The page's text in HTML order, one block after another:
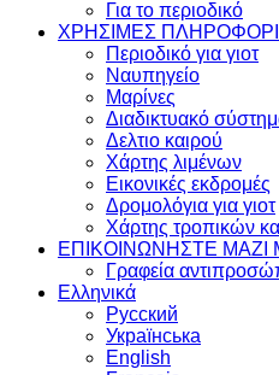
Για το περιοδικό
ΧΡΗΣΙΜΕΣ
Περιοδικό για γιοτ
Ναυπηγείο
Μαρίνες
Διαδικτυακό
Δελτιο καιρού
Χάρτης λιμένων
Εικονικές εκδρομές
Δρομολόγια για γιοτ
Χάρτης τροπικών
ΕΠΙΚΟΙΝΩΝΗΣΤΕ ΜΑΖΙ
Γραφεία
Ελληνικά
Русский
Українська
English